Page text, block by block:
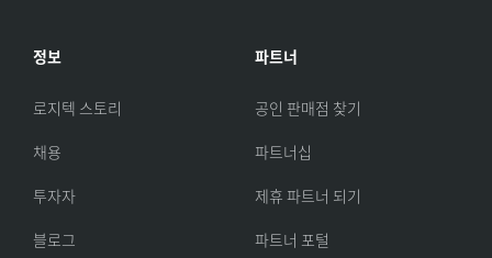
정보
로지텍 스토리
채용
투자자
블로그
파트너
공인 판매점 찾기
파트너십
제휴 파트너 되기
파트너 포털